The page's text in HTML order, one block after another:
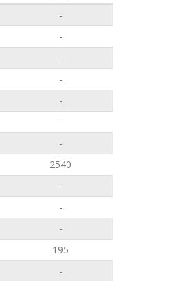
-
-
-
-
-
-
-
2540
-
-
-
195
-